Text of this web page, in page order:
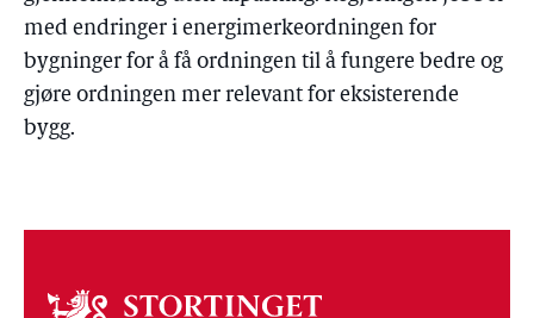
med endringer i energimerkeordningen for
bygninger for å få ordningen til å fungere bedre og
gjøre ordningen mer relevant for eksisterende
bygg.
Om